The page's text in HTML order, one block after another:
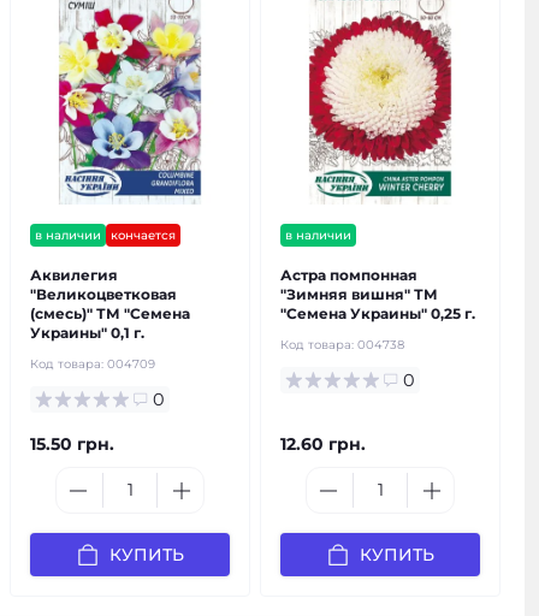
в наличии кончается
Аквилегия
"Великоцветковая
(смесь)" ТМ "Семена
Украины" 0,1 г.
Код товара: 004709
0
15.50 грн.
КУПИТЬ
в наличии
Астра помпонная
"Зимняя вишня" ТМ
"Семена Украины" 0,25 г.
Код товара: 004738
0
12.60 грн.
КУПИТЬ